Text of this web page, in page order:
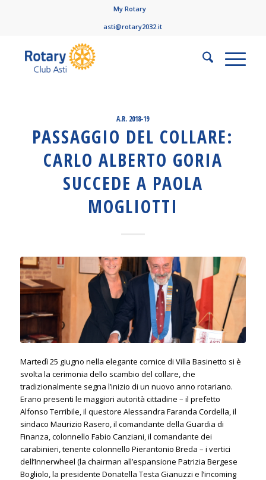
My Rotary
asti@rotary2032.it
A.R. 2018-19
PASSAGGIO DEL COLLARE:
CARLO ALBERTO GORIA
SUCCEDE A PAOLA
MOGLIOTTI
Martedì 25 giugno nella elegante cornice di Villa Basinetto si è
svolta la cerimonia dello scambio del collare, che
tradizionalmente segna l’inizio di un nuovo anno rotariano.
Erano presenti le maggiori autorità cittadine – il prefetto
Alfonso Terribile, il questore Alessandra Faranda Cordella, il
sindaco Maurizio Rasero, il comandante della Guardia di
Finanza, colonnello Fabio Canziani, il comandante dei
carabinieri, tenente colonnello Pierantonio Breda – i vertici
dell’Innerwheel (la chairman all’espansione Patrizia Bergese
Bogliolo, la presidente Donatella Testa Gianuzzi e l’incoming